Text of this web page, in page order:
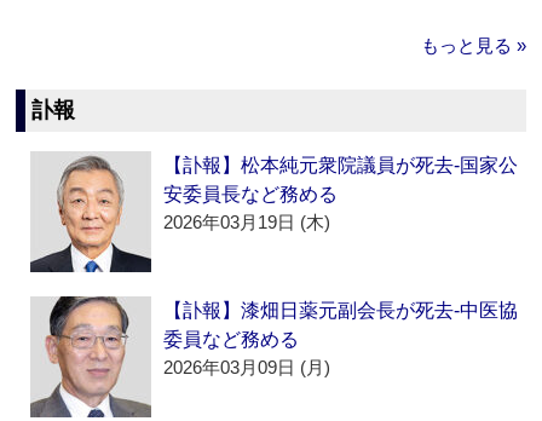
もっと見る »
訃報
【訃報】松本純元衆院議員が死去‐国家公
安委員長など務める
2026年03月19日 (木)
【訃報】漆畑日薬元副会長が死去‐中医協
委員など務める
2026年03月09日 (月)